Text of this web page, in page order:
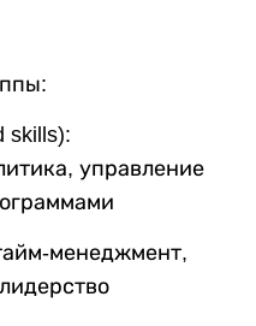
skills):
управление
менеджмент,